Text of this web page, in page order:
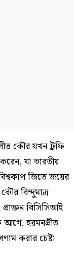
কৌর যখন ট্রফি
যা ভারতীয়
জিতে জয়ের
বিন্দুমাত্র
বিসিসিআই
আগে, হরমনপ্রীত
করার চেষ্টা